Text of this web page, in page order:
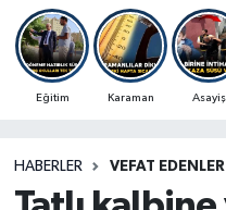
Eğitim Karaman Asayiş
HABERLER VEFAT EDENLER
Güncel Haberler
Spor Haberleri
Ulusal Haberler